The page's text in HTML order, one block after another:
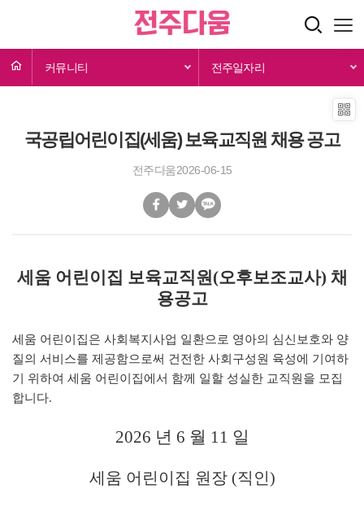
커뮤니티 전주일자리
국공립어린이집(세움) 보육교직원 채용 공고
전주다움2026-06-15
세움 어린이집 보육교직원(오후보조교사) 채
용공고
세움 어린이집은 사회복지사업 일환으로 영아의 심신보호와 양
질의 서비스를 제공함으로써 건전한 사회구성원 육성에 기여하
기 위하여 세움 어린이집에서 함께 일할 성실한 교직원을 모집
합니다.
2026 년 6 월 11 일
세움 어린이집 원장 (직인)